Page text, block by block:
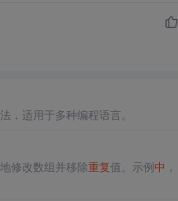
，适用于多种编程语言。
修改数组并移除重复值。示例中 ，